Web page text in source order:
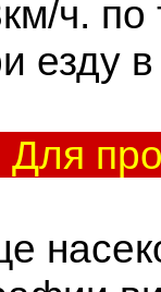
ч.
езду
Для